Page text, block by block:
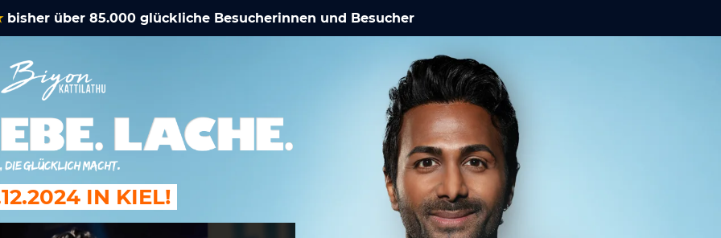
bisher über 85.000 glückliche Besucherinnen und Besucher
IN KIEL!